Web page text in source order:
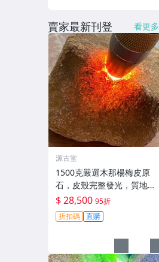
賣家最新刊登 看更多
源古堂
1500克嚴選木那楊梅皮原
石，皮殼完整發光，質地
細膩適合精工雕琢玩冰春
手鏈#A貨翡翠 #木那楊梅
皮 #玩冰春
$ 28,500 95折
折扣碼 直購